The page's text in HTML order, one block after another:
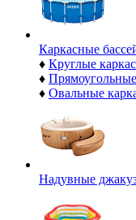
Каркасные
♦ Круглые
♦
♦ Овальные
Надувные